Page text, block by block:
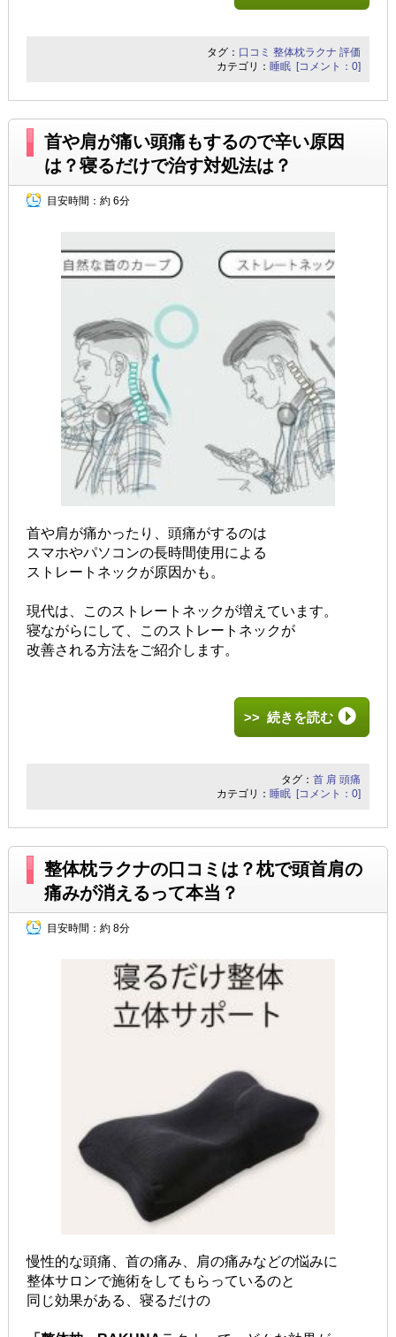
タグ： 口コミ 整体枕ラクナ 評価
カテゴリ：睡眠 [コメント：0]
首や肩が痛い頭痛もするので辛い原因
は？寝るだけで治す対処法は？
目安時間： 約 6分
首や肩が痛かったり、頭痛がするのは
スマホやパソコンの長時間使用による
ストレートネックが原因かも。
現代は、このストレートネックが増えています。
寝ながらにして、このストレートネックが
改善される方法をご紹介します。
>> 続きを読む
タグ：首 肩 頭痛
カテゴリ： 睡眠 [コメント：0]
整体枕ラクナの口コミは？枕で頭首肩の
痛みが消えるって本当？
目安時間： 約 8分
慢性的な頭痛、首の痛み、肩の痛みなどの悩みに
整体サロンで施術をしてもらっているのと
同じ効果がある、寝るだけの